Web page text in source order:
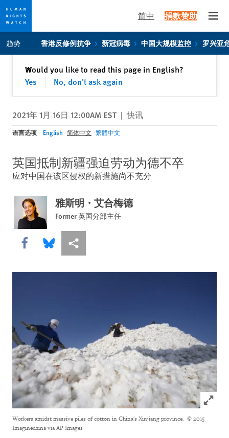
Skip
to
privacy
Skip
to
content
简中 捐款赞助
趋势 香港反修例抗争 新冠病毒 中国大规模监控 罗兴亚
Would you like to read this page in English?
Yes
No, don't ask again
✕关闭
2021年 1月 16日 12:00AM EST | 快讯
语言选项 English 简体中文 繁體中文
英国抵制新疆强迫劳动为德不卒
应对中国在该区侵权的新措施尚不充分
雅斯明・艾合梅德
Former 英国分部主任
Share this via Facebook
Share this via Bluesky
More sharing options
Click
Workers amidst massive piles of cotton in China's Xinjiang province. © 2015
Imaginechina via AP Images